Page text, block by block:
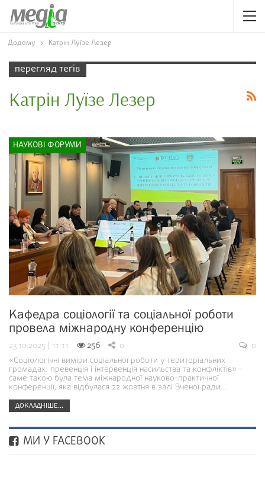
Додому Катрін Луїзе Лезер
перегляд теґів
Катрін Луїзе Лезер
НАУКОВІ ФОРУМИ
Кафедра соціології та соціальної роботи
провела міжнародну конференцію
23.10.2025 | 11:11 256 0
0
«Соціологічні виміри соціальної роботи у територіальних
громадах: превенція і інтервенція насильства та конфліктів» –
саме такою була тема міжнародної науково-практичної
конференції, яка відбулася 22 жовтня в залі Вченої ради…
ДОКЛАДНІШЕ...
МИ У FACEBOOK